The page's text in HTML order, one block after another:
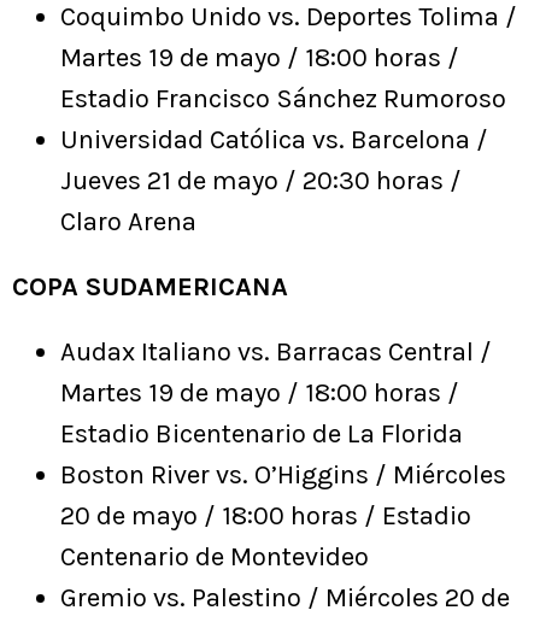
Coquimbo Unido vs. Deportes Tolima /
Martes 19 de mayo / 18:00 horas /
Estadio Francisco Sánchez Rumoroso
Universidad Católica vs. Barcelona /
Jueves 21 de mayo / 20:30 horas /
Claro Arena
COPA SUDAMERICANA
Audax Italiano vs. Barracas Central /
Martes 19 de mayo / 18:00 horas /
Estadio Bicentenario de La Florida
Boston River vs. O’Higgins / Miércoles
20 de mayo / 18:00 horas / Estadio
Centenario de Montevideo
Gremio vs. Palestino / Miércoles 20 de